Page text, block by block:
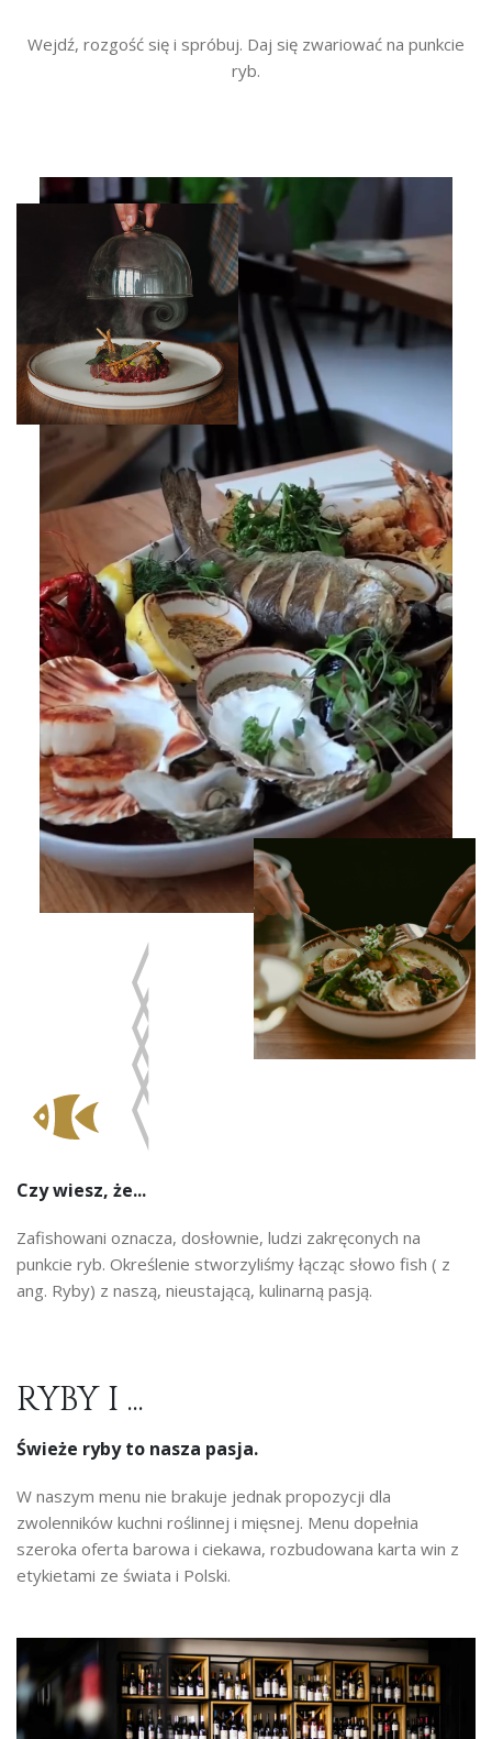
Wejdź, rozgość się i spróbuj. Daj się zwariować na punkcie
ryb.
Czy wiesz, że...
Zafishowani oznacza, dosłownie, ludzi zakręconych na
punkcie ryb. Określenie stworzyliśmy łącząc słowo fish ( z
ang. Ryby) z naszą, nieustającą, kulinarną pasją.
RYBY I ...
Świeże ryby to nasza pasja.
W naszym menu nie brakuje jednak propozycji dla
zwolenników kuchni roślinnej i mięsnej. Menu dopełnia
szeroka oferta barowa i ciekawa, rozbudowana karta win z
etykietami ze świata i Polski.